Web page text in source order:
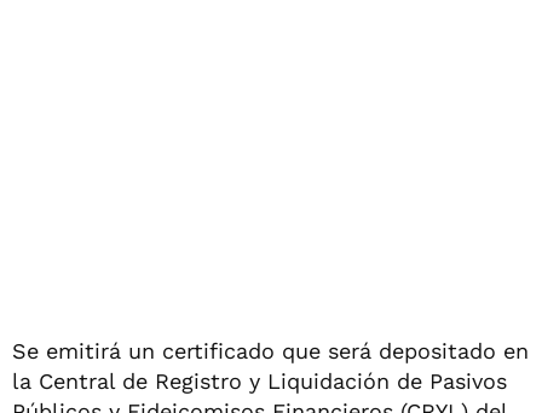
Se emitirá un certificado que será depositado en
la Central de Registro y Liquidación de Pasivos